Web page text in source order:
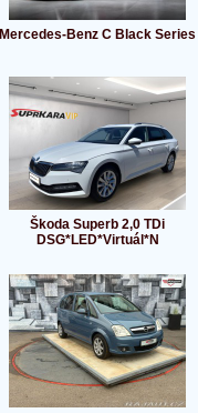
Mercedes-Benz C Black Series
Škoda Superb 2,0 TDi
DSG*LED*Virtuál*N